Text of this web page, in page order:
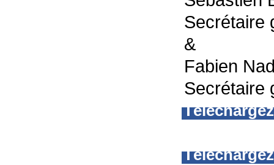
Secrétaire
&
Fabien
Secrétaire